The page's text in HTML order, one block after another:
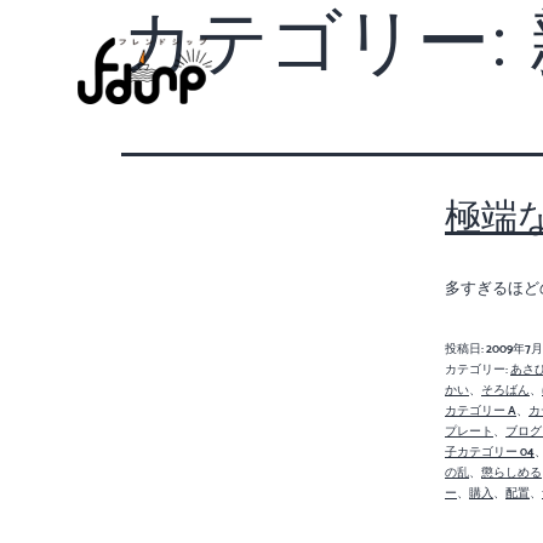
カテゴリー:
極端
多すぎるほ
投稿日:2009年7
カテゴリー:あさ
かい、 そろばん、
カテゴリー A、
プレート 、 ブロ
子カテゴリー 04
の乱、 懲らしめる
ー、 購入、 配置、